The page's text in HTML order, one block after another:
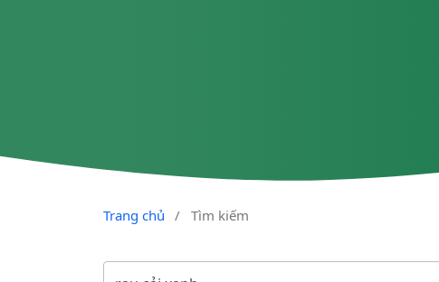
Trang chủ / Tìm kiếm